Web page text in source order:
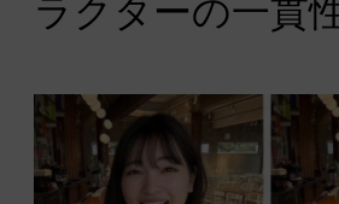
ラクターの一貫